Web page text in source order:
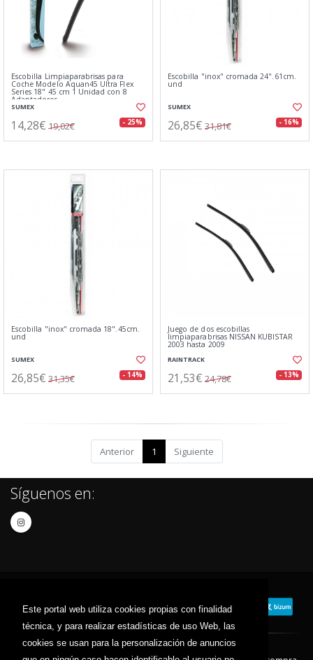
Este portal web utiliza cookies propias con finalidad
técnica, y para realizar estadísticas de uso Web, las
cookies se usan para la personalización de anuncios
Escobilla Limpiaparabrisas para
Coche Modelo Aquan45 Ultra Flex
Series 18" 45 cm 1 Unidad con 8
Adaptadores
SUMEX
14,28€ 19,02€ - 25%
Escobilla "inox" cromada 24".61cm.
und
SUMEX
26,85€ 31,81€ - 16%
Escobilla "inox" cromada 18".45cm.
und
SUMEX
26,85€ 31,35€ - 14%
Juego de dos escobillas
limpiaparabrisas NISSAN KUBISTAR
2003 hasta 2009
RAINTRACK
21,53€ 24,78€ - 13%
Anterior 1 Siguiente
Síguenos en: